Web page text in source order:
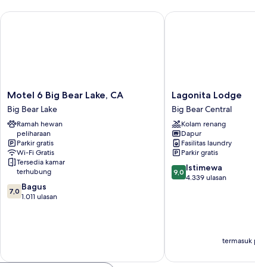
Motel
6
Big
Bear
Lake,
CA
Big
Bear
Motel 6 Big Bear Lake, CA
Big Bear Lake
Ramah hewan
peliharaan
Parkir gratis
Wi-Fi Gratis
Tersedia kamar
terhubung
7.0
dari
7,0 Bagus
1.011 ulasan
Motel 6 Big Bear Lake, CA
Lagonita
Lodge
Big
Bear
Central
Lagonita Lodge
Big Bear Central
Kolam renang
Dapur
Fasilitas laundry
Parkir gratis
9.0
dari
9,0 Istimewa
4.339 ulasan
termasuk
Lagonita Lodge